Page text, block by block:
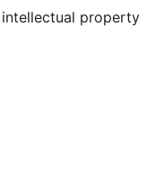
property